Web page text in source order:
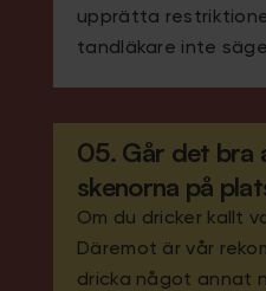
upprätta
tandläkare inte
05. Går det bra
skenorna på
Om du dricker kallt
Däremot är vår
dricka något annat